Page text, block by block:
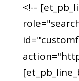
<!--